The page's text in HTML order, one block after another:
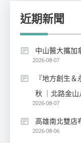
近期新聞
中山醫大攜加
2026-08-07
『地方創生
秋 ｜北路金山
2026-08-07
高雄南北雙店
2026-08-06